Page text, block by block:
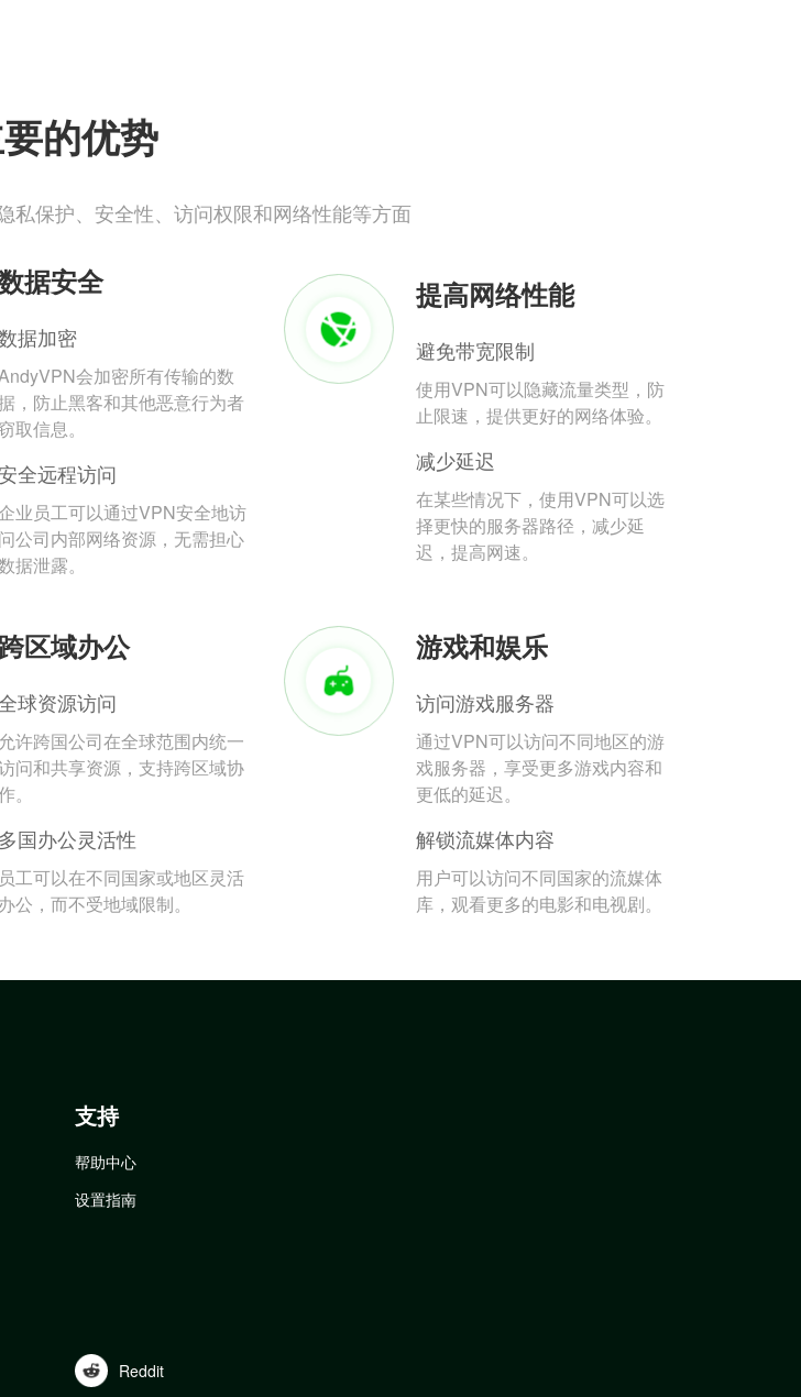
的优势
私保护、安全性、访问权限和网络性能等方面
据安全
据加密
会加密所有传输的数
，防止黑客和其他恶意行为者
取信息。
全远程访问
业员工可以通过VPN安全地访
问公司内部网络资源，无需担心
据泄露。
提高网络性能
避免带宽限制
使用VPN可以隐藏流量类型，防
止限速，提供更好的网络体验。
减少延迟
在某些情况下，使用VPN可以选
择更快的服务器路径，减少延
迟，提高网速。
跨区域办公
球资源访问
允许跨国公司在全球范围内统一
问和共享资源，支持跨区域协
。
多国办公灵活性
员工可以在不同国家或地区灵活
办公，而不受地域限制。
游戏和娱乐
访问游戏服务器
通过VPN可以访问不同地区的游
戏服务器，享受更多游戏内容和
更低的延迟。
解锁流媒体内容
用户可以访问不同国家的流媒体
库，观看更多的电影和电视剧。
支持
帮助中心
设置指南
Reddit